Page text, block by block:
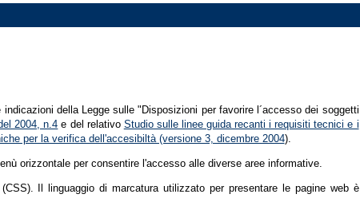
della Legge sulle "Disposizioni per favorire l´accesso dei soggetti
2004, n.4 e del relativo Studio sulle linee guida recanti i requisiti tecnici e i
per la verifica dell'accesibiltà (versione 3, dicembre 2004).
orizzontale per consentire l'accesso alle diverse aree informative.
Il linguaggio di marcatura utilizzato per presentare le pagine web è